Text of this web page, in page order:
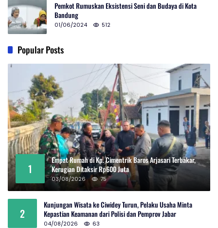
Pemkot Rumuskan Eksistensi Seni dan Budaya di Kota
Bandung
01/06/2024 512
Popular Posts
1
Empat Rumah di Kp. Cimentrik Baros Arjasari Terbakar,
Kerugian Ditaksir Rp600 Juta
03/08/2026 75
2
Kunjungan Wisata ke Ciwidey Turun, Pelaku Usaha Minta
Kepastian Keamanan dari Polisi dan Pemprov Jabar
04/08/2026 63